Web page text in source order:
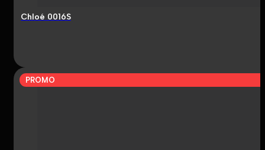
Chloé 0016S
PROMO